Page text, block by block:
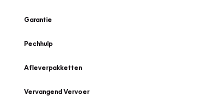
Garantie
Pechhulp
Afleverpakketten
Vervangend Vervoer